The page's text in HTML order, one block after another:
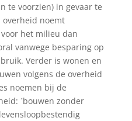
te voorzien) in gevaar te
overheid noemt
het milieu dan
vanwege besparing op
Verder is wonen en
volgens de overheid
noemen bij de
´bouwen zonder